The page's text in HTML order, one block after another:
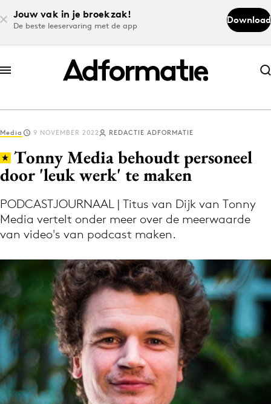
Jouw vak in je broekzak!
De beste leeservaring met de app
Download
Abonneer nu
Abonneer nu
Log in
Volg het laatste nieuws via de Adformatie
Nieuws app
Menu
Home
9 sept: GenAI-training
12 nov: MarketingLive!
Adverteren
Media 9 NOVEMBER 2022 REDACTIE ADFORMATIE
Tonny Media behoudt personeel
door 'leuk werk' te maken
PODCASTJOURNAAL | Titus van Dijk van Tonny
Media vertelt onder meer over de meerwaarde
van video's van podcast maken.